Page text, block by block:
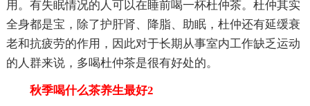
用。有失眠情况的人可以在睡前喝一杯杜仲茶。杜仲其实
全身都是宝，除了护肝肾、降脂、助眠，杜仲还有延缓衰
老和抗疲劳的作用，因此对于长期从事室内工作缺乏运动
的人群来说，多喝杜仲茶是很有好处的。
秋季喝什么茶养生最好2